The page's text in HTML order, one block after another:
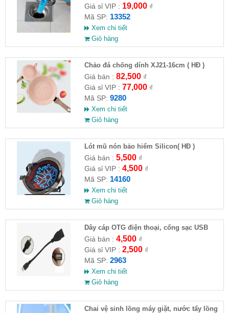
Giá sỉ VIP : 19,000₫
Mã SP: 13352
Xem chi tiết
Giỏ hàng
Chảo đá chống dính XJ21-16cm ( HĐ )
Giá bán : 82,500₫
Giá sỉ VIP : 77,000₫
Mã SP: 9280
Xem chi tiết
Giỏ hàng
Lót mũ nón bảo hiểm Silicon( HĐ )
Giá bán : 5,500₫
Giá sỉ VIP : 4,500₫
Mã SP: 14160
Xem chi tiết
Giỏ hàng
Dây cáp OTG điện thoại, cổng sạc USB
Giá bán : 4,500₫
Giá sỉ VIP : 2,500₫
Mã SP: 2963
Xem chi tiết
Giỏ hàng
Chai vệ sinh lồng máy giặt, nước tẩy lồng